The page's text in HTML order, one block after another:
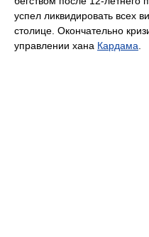
успел ликвидировать всех
столице. Окончательно
управлении хана Кардама.